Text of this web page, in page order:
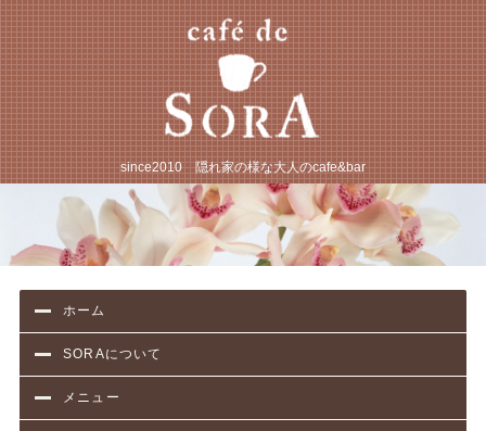
JR松戸駅から徒
since2010 隠れ家の様な大人のcafe&bar
ホーム
SORAについて
メニュー